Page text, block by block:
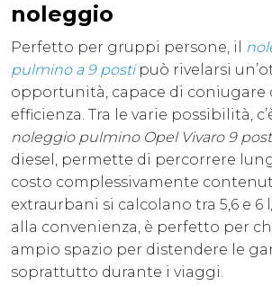
noleggio
Perfetto per gruppi persone, il
pulmino a 9 postipuò rivelarsi
opportunità, capace di coniugare
efficienza. Tra le varie possibilità,
noleggio pulmino Opel Vivaro 9
diesel, permette di percorrere
costo complessivamente
extraurbani si calcolano tra 5,6 e 6
alla convenienza, è perfetto per
ampio spazio per distendere le
soprattutto durante i viaggi.